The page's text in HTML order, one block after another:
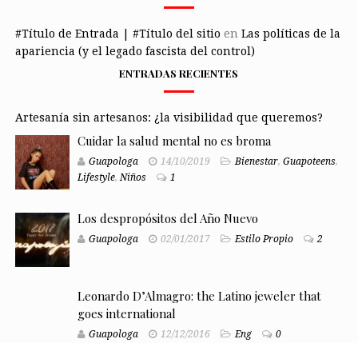
#Título de Entrada | #Título del sitio en Las políticas de la
apariencia (y el legado fascista del control)
ENTRADAS RECIENTES
Artesanía sin artesanos: ¿la visibilidad que queremos?
Cuidar la salud mental no es broma
Guapologa 14/10/2019 Bienestar, Guapoteens,
Lifestyle,Niños 1
Los despropósitos del Año Nuevo
Guapologa 02/01/2017 Estilo Propio 2
Leonardo D’Almagro: the Latino jeweler that
goes international
Guapologa 12/12/2016 Eng 0